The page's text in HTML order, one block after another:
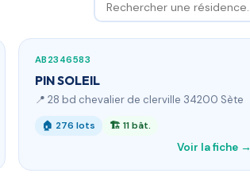
AB2346583
PIN SOLEIL
📍 28 bd chevalier de clerville 34200 Sète
🏠 276 lots 🏗 11 bât.
Voir la fiche →